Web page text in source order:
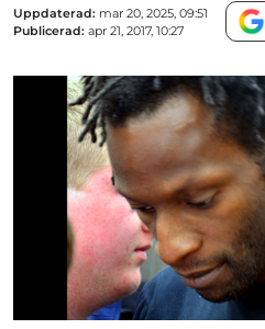
Uppdaterad: mar 20, 2025, 09:51
Publicerad: apr 21, 2017, 10:27